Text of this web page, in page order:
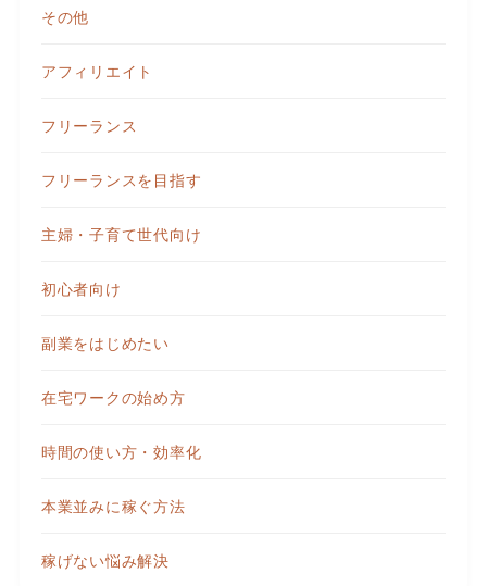
その他
アフィリエイト
フリーランス
フリーランスを目指す
主婦・子育て世代向け
初心者向け
副業をはじめたい
在宅ワークの始め方
時間の使い方・効率化
本業並みに稼ぐ方法
稼げない悩み解決